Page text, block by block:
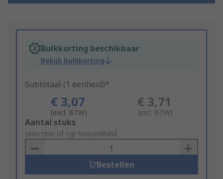
Bulkkorting beschikbaar
Bekijk bulkkorting
Subtotaal (1 eenheid)*
€ 3,07
(excl. BTW)
€ 3,71
(incl. BTW)
Add
to
Basket
Aantal stuks
selecteer of typ hoeveelheid
Bestellen